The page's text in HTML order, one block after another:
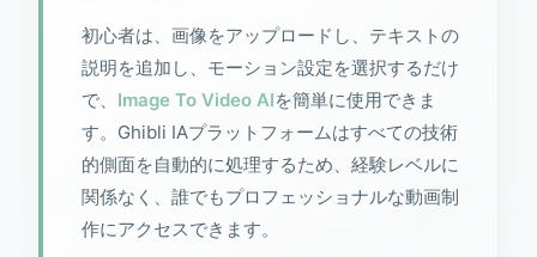
初心者は、画像をアップロードし、テキストの
説明を追加し、モーション設定を選択するだけ
で、 Image To Video AIを簡単に使用できま
す。Ghibli IAプラットフォームはすべての技術
的側面を自動的に処理するため、経験レベルに
関係なく、誰でもプロフェッショナルな動画制
作にアクセスできます。